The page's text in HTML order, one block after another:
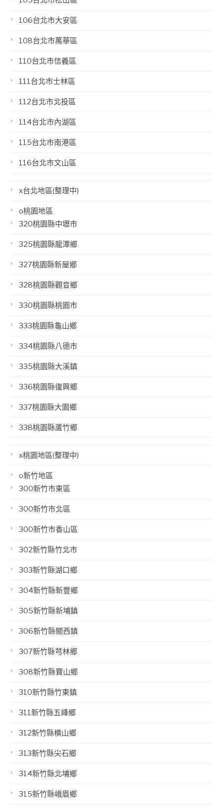
106台北市大安區
108台北市萬華區
110台北市信義區
111台北市士林區
112台北市北投區
114台北市內湖區
115台北市南港區
116台北市文山區
x台北地區(整理中)
o桃園地區
320桃園縣中壢市
325桃園縣龍潭鄉
327桃園縣新屋鄉
328桃園縣觀音鄉
330桃園縣桃園市
333桃園縣龜山鄉
334桃園縣八德市
335桃園縣大溪鎮
336桃園縣復興鄉
337桃園縣大園鄉
338桃園縣蘆竹鄉
x桃園地區(整理中)
o新竹地區
300新竹市東區
300新竹市北區
300新竹市香山區
302新竹縣竹北市
303新竹縣湖口鄉
304新竹縣新豐鄉
305新竹縣新埔鎮
306新竹縣關西鎮
307新竹縣芎林鄉
308新竹縣寶山鄉
310新竹縣竹東鎮
311新竹縣五峰鄉
312新竹縣橫山鄉
313新竹縣尖石鄉
314新竹縣北埔鄉
315新竹縣峨眉鄉